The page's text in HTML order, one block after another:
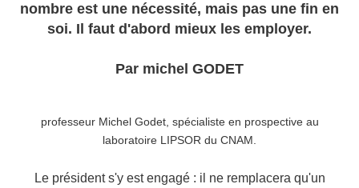
nombre est une nécessité, mais pas une fin en
soi. Il faut d'abord mieux les employer.
Par michel GODET
professeur Michel Godet, spécialiste en prospective au
laboratoire LIPSOR du CNAM.
Le président s'y est engagé : il ne remplacera qu'un